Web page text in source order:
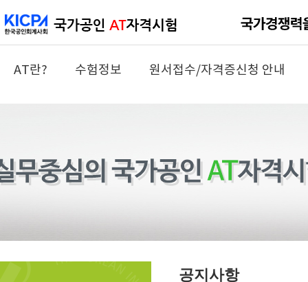
AT란? 수험정보 원서접수/자격증신청 안내
공지사항